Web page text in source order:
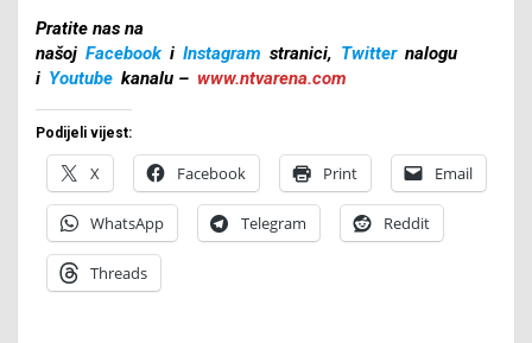
Pratite nas na
našoj Facebook i Instagram stranici, Twitter nalogu
i Youtube kanalu – www.ntvarena.com
Podijeli vijest:
X Facebook Print Email
WhatsApp Telegram Reddit
Threads